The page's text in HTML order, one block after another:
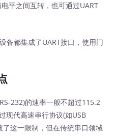
平之间互转，也可通过UART
备都集成了UART接口，使用门
232)的速率一般不超过115.2
现代高速串行协议(如USB
这一限制，但在传统串口领域